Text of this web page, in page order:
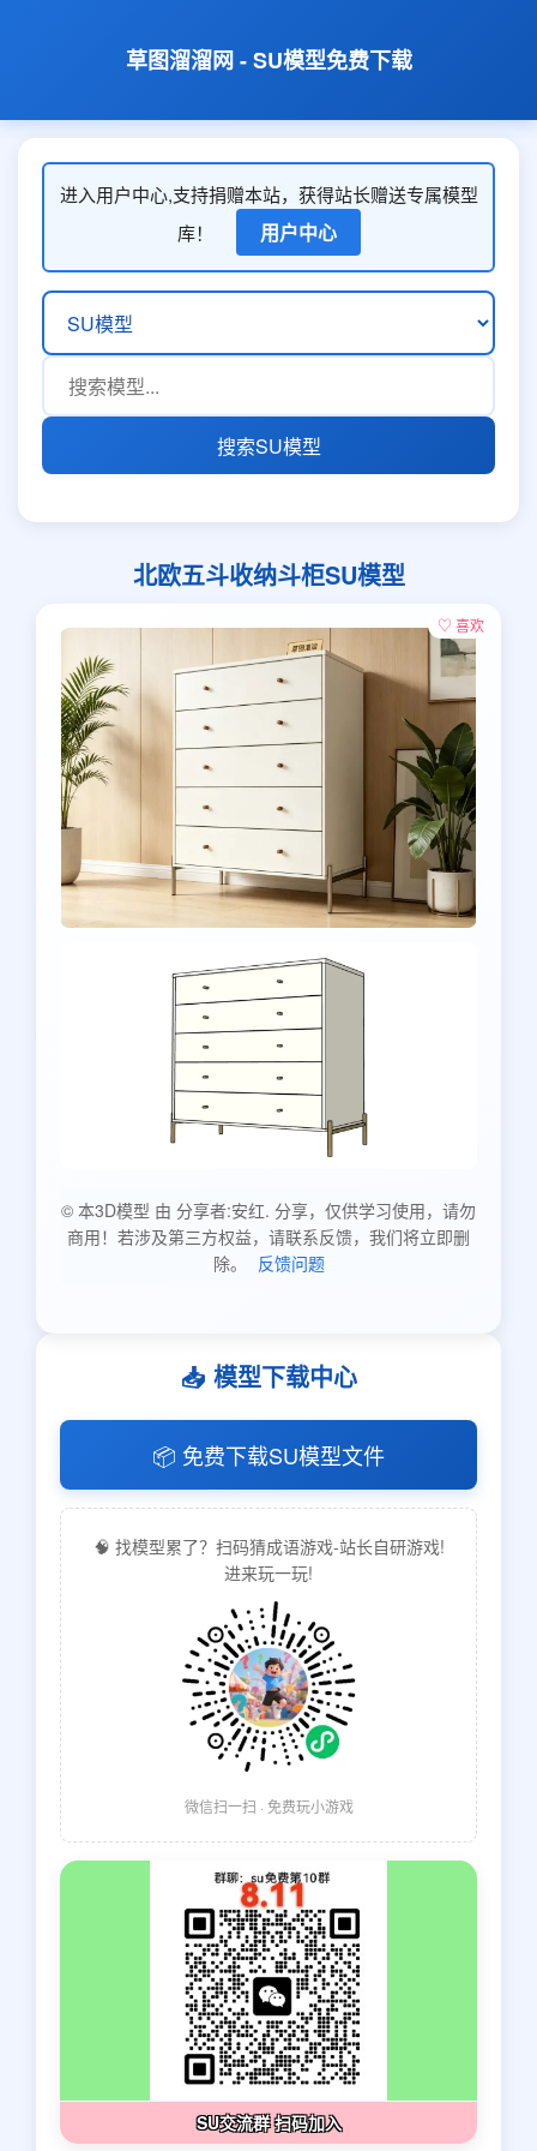
草图溜溜网 - SU模型免费下载
进入用户中心,支持捐赠本站，获得站长赠送专属模型
库！
用户中心
搜索SU模型
北欧五斗收纳斗柜SU模型
♡ 喜欢
© 本3D模型 由 分享者:安红. 分享，仅供学习使用，请勿
商用！若涉及第三方权益，请联系反馈，我们将立即删
除。
反馈问题
📥 模型下载中心
📦 免费下载SU模型文件
🧠 找模型累了？扫码猜成语游戏-站长自研游戏!
进来玩一玩!
微信扫一扫 · 免费玩小游戏
SU交流群 扫码加入